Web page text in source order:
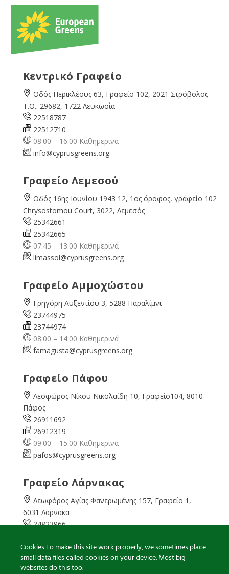
Κεντρικό Γραφείο
Οδός Περικλέους 63, Γραφείο 102, 2021 Στρόβολος
Τ.Θ.: 29682, 1722 Λευκωσία
22518787
22512710
08:00 – 16:00 Καθημερινά
info@cyprusgreens.org
Γραφείο Λεμεσού
Οδός 16ης Ιουνίου 1943 12, 1ος όροφος, γραφείο 102
Chrysostomou Court, 3022, Λεμεσός
25342661
25342665
07:45 – 13:00 Καθημερινά
limassol@cyprusgreens.org
Γραφείο Αμμοχώστου
Γρηγόρη Αυξεντίου 3, 5288 Παραλίμνι
23744975
23744974
08:00 – 14:00 Καθημερινά
famagusta@cyprusgreens.org
Γραφείο Πάφου
Λεοφώρος Νίκου Νικολαίδη 10, Γραφείο104, 8010
Πάφος
26911692
26912319
09:00 – 15:00 Καθημερινά
pafos@cyprusgreens.org
Γραφείο Λάρνακας
Λεωφόρος Αγίας Φανερωμένης 157, Γραφείο 1,
6031 Λάρνακα
24823966
08:00 – 16:00 Καθημερινά
larnaka@cyprusgreens.org
Cookies To make this site work properly, we sometimes place
small data files called cookies on your device. Most big
websites do this too.